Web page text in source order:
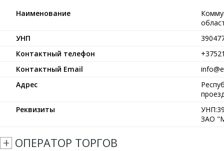
Наименование
УНП
Контактный телефон
Контактный Email
Адрес
Реквизиты
ЗАО
ОПЕРАТОР ТОРГОВ